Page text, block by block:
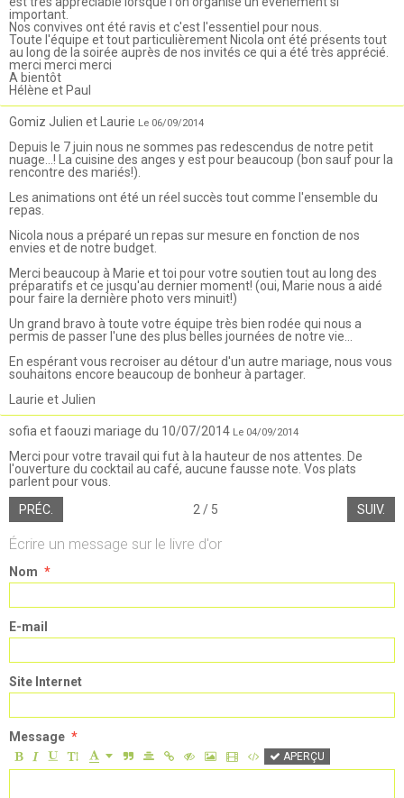
important.
Nos convives ont été ravis et c'est l'essentiel pour nous.
Toute l'équipe et tout particulièrement Nicola ont été présents tout
au long de la soirée auprès de nos invités ce qui a été très apprécié.
merci merci merci
A bientôt
Hélène et Paul
Gomiz Julien et Laurie Le 06/09/2014
Depuis le 7 juin nous ne sommes pas redescendus de notre petit
nuage...! La cuisine des anges y est pour beaucoup (bon sauf pour la
rencontre des mariés!).
Les animations ont été un réel succès tout comme l'ensemble du
repas.
Nicola nous a préparé un repas sur mesure en fonction de nos
envies et de notre budget.
Merci beaucoup à Marie et toi pour votre soutien tout au long des
préparatifs et ce jusqu'au dernier moment! (oui, Marie nous a aidé
pour faire la dernière photo vers minuit!)
Un grand bravo à toute votre équipe très bien rodée qui nous a
permis de passer l'une des plus belles journées de notre vie...
En espérant vous recroiser au détour d'un autre mariage, nous vous
souhaitons encore beaucoup de bonheur à partager.
Laurie et Julien
sofia et faouzi mariage du 10/07/2014 Le 04/09/2014
Merci pour votre travail qui fut à la hauteur de nos attentes. De
l'ouverture du cocktail au café, aucune fausse note. Vos plats
parlent pour vous.
PRÉC.
2 / 5 SUIV.
Écrire un message sur le livre d'or
Nom
E-mail
Site Internet
Message
APERÇU